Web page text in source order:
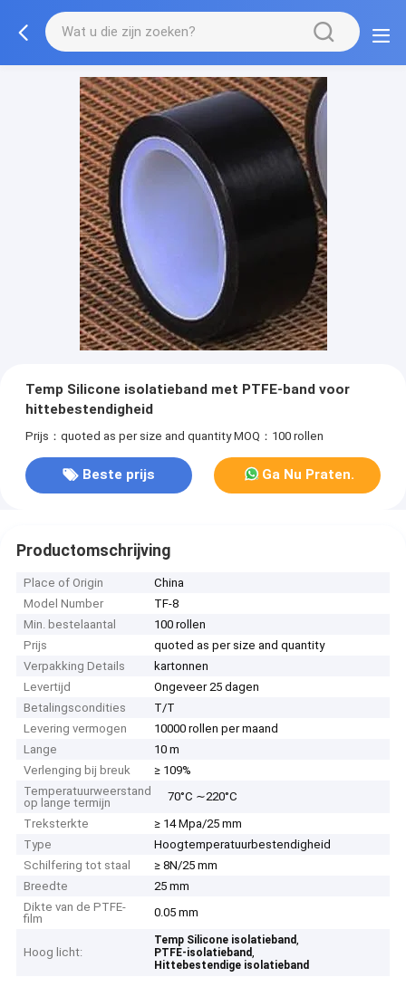
Temp Silicone isolatieband met PTFE-band voor
hittebestendigheid
Prijs：quoted as per size and quantity MOQ：100 rollen
Beste prijs Ga Nu Praten.
Productomschrijving
Place of Origin
China
Model Number
TF-8
Min. bestelaantal
100 rollen
Prijs
quoted as per size and quantity
Verpakking Details
kartonnen
Levertijd
Ongeveer 25 dagen
Betalingscondities
T/T
Levering vermogen
10000 rollen per maand
Lange
10 m
Verlenging bij breuk
≥ 109%
Temperatuurweerstand
op lange termijn
70°C ∼220°C
Treksterkte
≥ 14 Mpa/25 mm
Type
Hoogtemperatuurbestendigheid
Schilfering tot staal
≥ 8N/25 mm
Breedte
25 mm
Dikte van de PTFE-
film
0.05 mm
Hoog licht:
Temp Silicone isolatieband,
PTFE-isolatieband,
Hittebestendige isolatieband